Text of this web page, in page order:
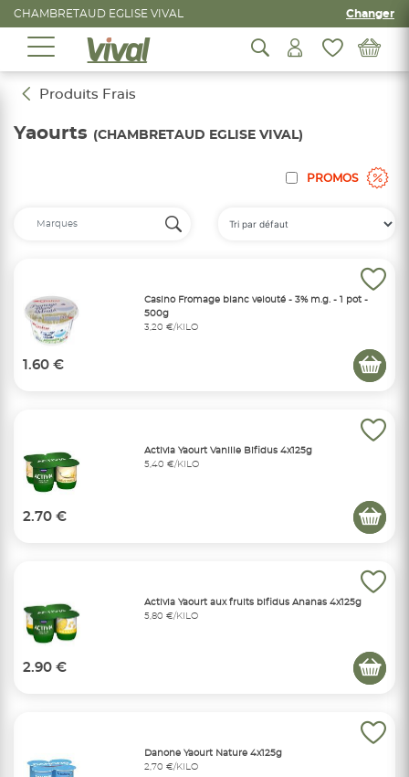
CHAMBRETAUD EGLISE VIVAL Changer
Produits Frais
Yaourts (CHAMBRETAUD EGLISE VIVAL)
PROMOS
Casino Fromage blanc velouté - 3% m.g. - 1 pot -
500g
3,20 €/KILO
1.60 €
Activia Yaourt Vanille Bifidus 4x125g
5,40 €/KILO
2.70 €
Activia Yaourt aux fruits bifidus Ananas 4x125g
5,80 €/KILO
2.90 €
Danone Yaourt Nature 4x125g
2,70 €/KILO